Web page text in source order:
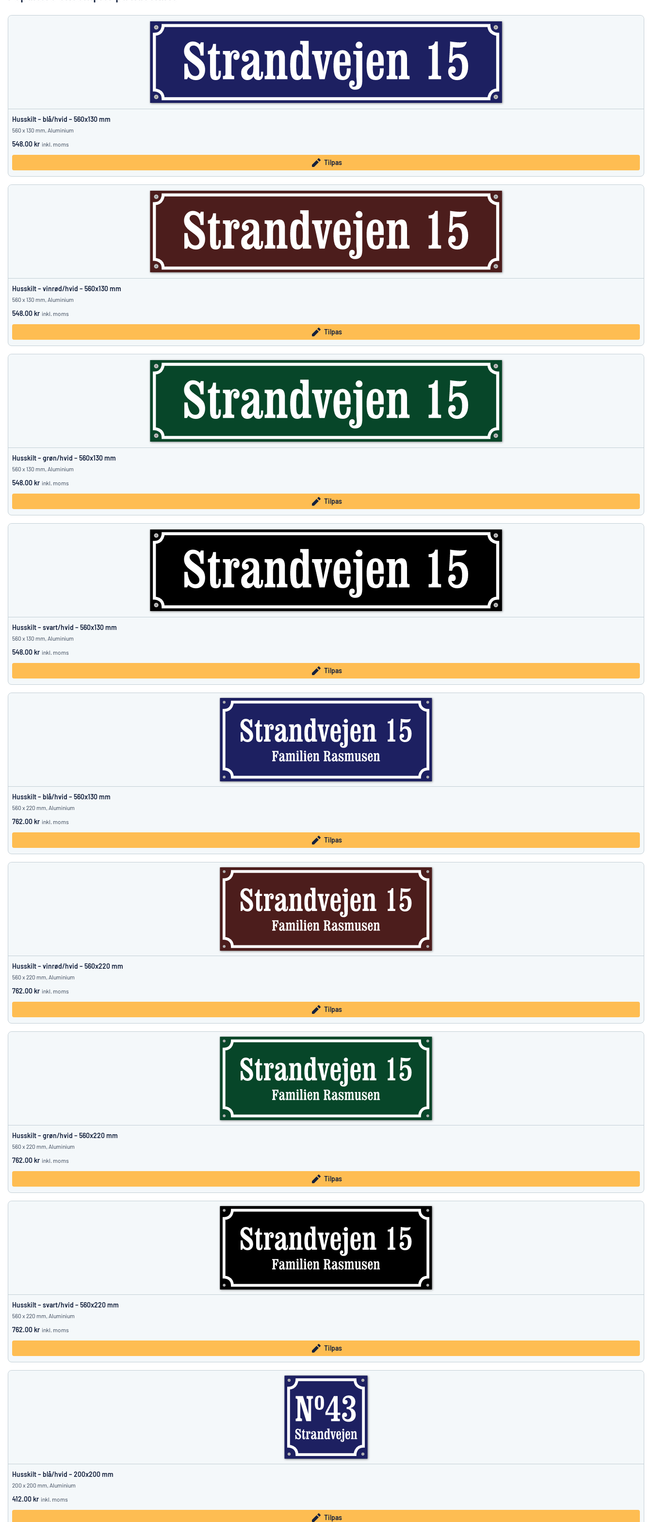
Kan du ikke finde det, du leder efter? Start med at designe et skilt
Vis alle kategorier
Husskilt – blå/hvid – 560x130 mm
560 x 130 mm, Aluminium
548.00 kr inkl. moms
Tilpas
Husskilt – vinrød/hvid – 560x130 mm
560 x 130 mm, Aluminium
548.00 kr inkl. moms
Tilpas
Husskilt – grøn/hvid – 560x130 mm
560 x 130 mm, Aluminium
548.00 kr inkl. moms
Tilpas
Husskilt – svart/hvid – 560x130 mm
560 x 130 mm, Aluminium
548.00 kr inkl. moms
Tilpas
Husskilt – blå/hvid – 560x130 mm
560 x 220 mm, Aluminium
762.00 kr inkl. moms
Tilpas
Husskilt – vinrød/hvid – 560x220 mm
560 x 220 mm, Aluminium
762.00 kr inkl. moms
Tilpas
Husskilt – grøn/hvid – 560x220 mm
560 x 220 mm, Aluminium
762.00 kr inkl. moms
Tilpas
Husskilt – svart/hvid – 560x220 mm
560 x 220 mm, Aluminium
762.00 kr inkl. moms
Tilpas
Husskilt – blå/hvid – 200x200 mm
200 x 200 mm, Aluminium
412.00 kr inkl. moms
Tilpas